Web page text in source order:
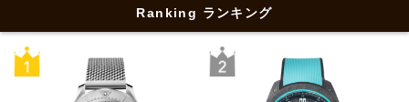
Ranking ランキング